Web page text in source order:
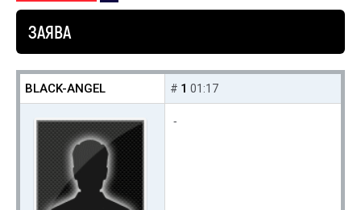
ЗАЯВА
BLACK-ANGEL # 1 01:17
-